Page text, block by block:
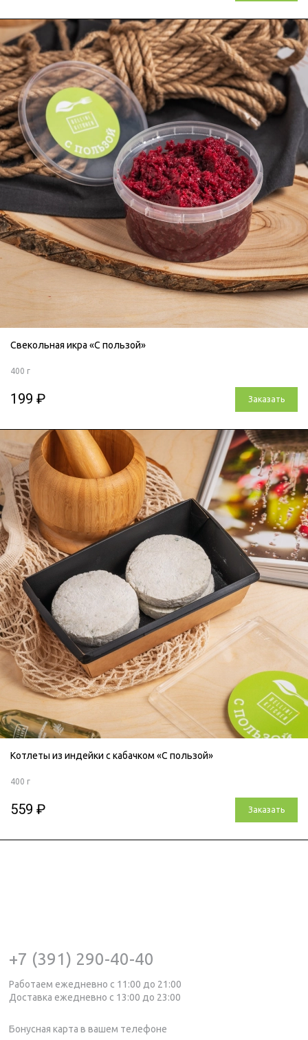
Свекольная икра «С пользой»
400 г
199 ₽ Заказать
Котлеты из индейки с кабачком «С пользой»
400 г
559 ₽ Заказать
+7 (391) 290-40-40
Работаем ежедневно с 11:00 до 21:00
Доставка ежедневно с 13:00 до 23:00
Бонусная карта в вашем телефоне